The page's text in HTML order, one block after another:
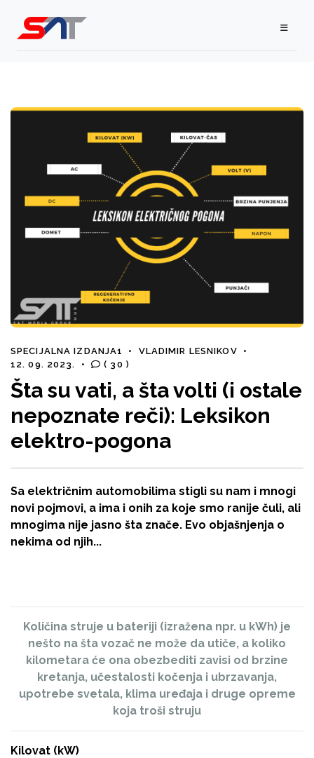
SPECIJALNA IZDANJA1 • VLADIMIR LESNIKOV
•
12. 09. 2023.
• ( 30 )
Šta su vati, a šta volti (i ostale
nepoznate reči): Leksikon
elektro-pogona
Sa električnim automobilima stigli su nam i mnogi
novi pojmovi, a ima i onih za koje smo ranije čuli, ali
mnogima nije jasno šta znače. Evo objašnjenja o
nekima od njih...
Količina struje u bateriji (izražena npr. u kWh) je
nešto na šta vozač ne može da utiče, a koliko
kilometara će ona obezbediti zavisi od brzine
kretanja, učestalosti kočenja i ubrzavanja,
upotrebe svetala, klima uređaja i druge opreme
koja troši struju
Kilovat (kW)